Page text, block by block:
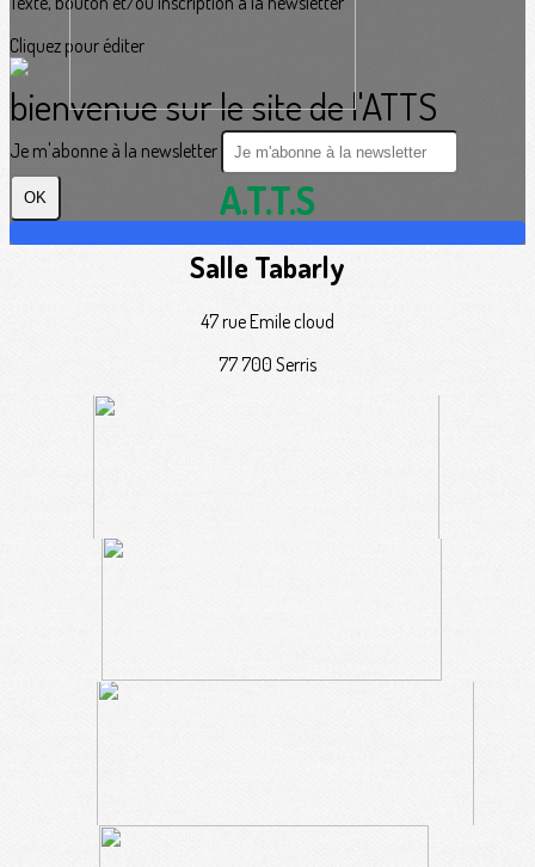
Cliquez pour éditer
bienvenue sur le site de l'ATTS
Je m'abonne à la newsletter
OK A.T.T.S
Salle Tabarly
47 rue Emile cloud
77 700 Serris